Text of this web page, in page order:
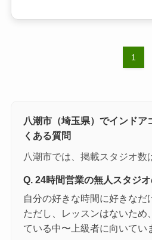
1
八潮市（埼玉県）でインドア
くある質問
八潮市では、掲載スタジオ数
Q. 24時間営業の無人スタジ
自分の好きな時間に好きなだ
ただし、レッスンはないため
ている中〜上級者に向いてい